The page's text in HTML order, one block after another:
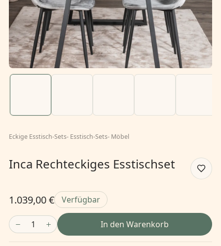
Eckige Esstisch-Sets- Esstisch-Sets- Möbel
Inca Rechteckiges Esstischset
1.039,00 € Verfügbar
1 In den Warenkorb